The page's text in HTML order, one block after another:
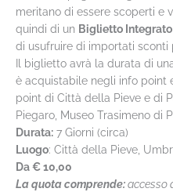
meritano di essere scoperti e
quindi di un Biglietto Integrato
di usufruire di importati sconti
Il biglietto avrà la durata di
è acquistabile negli info point
point di Città della Pieve e di
Piegaro, Museo Trasimeno di
Durata: 7 Giorni (circa)
Luogo: Città della Pieve,
Da € 10,00
La quota comprende:accesso